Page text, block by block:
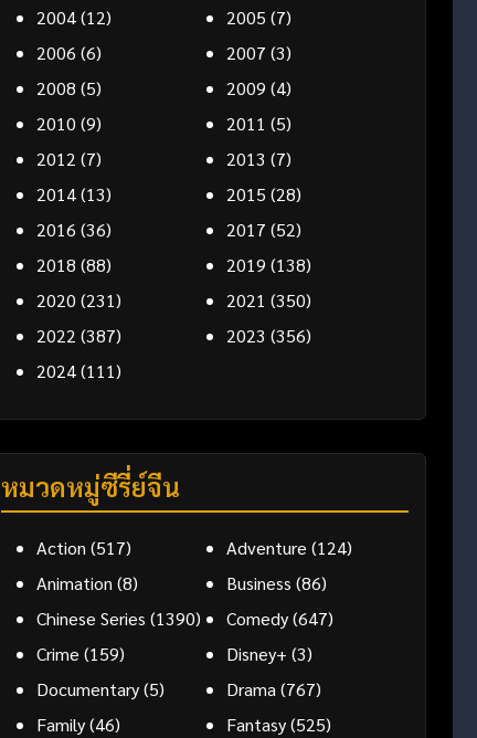
2004(12) 2005 (7)
2006 (6) 2007 (3)
2008 (5) 2009 (4)
2010 (9) 2011 (5)
2012 (7) 2013 (7)
2014(13) 2015 (28)
2016 (36) 2017 (52)
2018 (88) 2019 (138)
2020 (231) 2021 (350)
2022 (387) 2023 (356)
2024(111)
หมวดหมู่ซีรี่ย์จีน
Action (517) Adventure (124)
Animation (8) Business (86)
Chinese Series (1390) Comedy(647)
Crime (159) Disney+ (3)
Documentary(5) Drama(767)
Family(46) Fantasy(525)